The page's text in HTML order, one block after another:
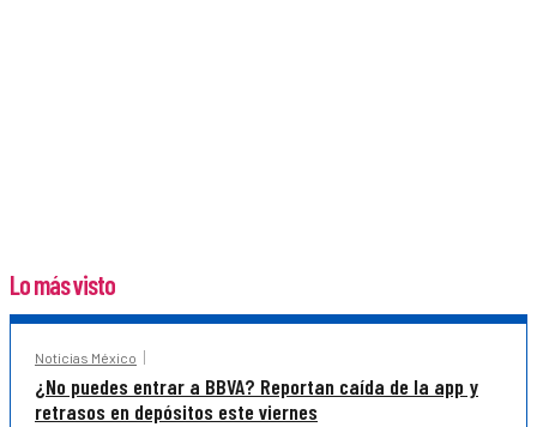
Lo más visto
Noticias México
¿No puedes entrar a BBVA? Reportan caída de la app y
retrasos en depósitos este viernes